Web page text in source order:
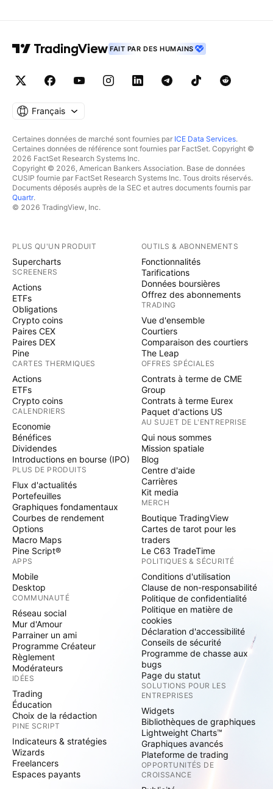
FAIT PAR DES HUMAINS
Français
Certaines données de marché sont fournies par ICE Data Services.
Certaines données de référence sont fournies par FactSet. Copyright ©
2026 FactSet Research Systems Inc.
Copyright © 2026, American Bankers Association. Base de données
CUSIP fournie par FactSet Research Systems Inc. Tous droits réservés.
Documents déposés auprès de la SEC et autres documents fournis par
Quartr.
© 2026 TradingView, Inc.
PLUS QU'UN PRODUIT
Supercharts
SCREENERS
Actions
ETFs
Obligations
Crypto coins
Paires CEX
Paires DEX
Pine
CARTES THERMIQUES
Actions
ETFs
Crypto coins
CALENDRIERS
Economie
Bénéfices
Dividendes
Introductions en bourse (IPO)
PLUS DE PRODUITS
Flux d'actualités
Portefeuilles
Graphiques fondamentaux
Courbes de rendement
Options
Macro Maps
Pine Script®
APPS
Mobile
Desktop
COMMUNAUTÉ
Réseau social
Mur d'Amour
Parrainer un ami
Programme Créateur
Règlement
Modérateurs
IDÉES
Trading
Éducation
Choix de la rédaction
PINE SCRIPT
Indicateurs & stratégies
Wizards
Freelancers
Espaces payants
OUTILS & ABONNEMENTS
Fonctionnalités
Tarifications
Données boursières
Offrez des abonnements
TRADING
Vue d'ensemble
Courtiers
Comparaison des courtiers
The Leap
OFFRES SPÉCIALES
Contrats à terme de CME
Group
Contrats à terme Eurex
Paquet d'actions US
AU SUJET DE L'ENTREPRISE
Qui nous sommes
Mission spatiale
Blog
Centre d'aide
Carrières
Kit media
MERCH
Boutique TradingView
Cartes de tarot pour les
traders
Le C63 TradeTime
POLITIQUES & SÉCURITÉ
Conditions d'utilisation
Clause de non-responsabilité
Politique de confidentialité
Politique en matière de
cookies
Déclaration d'accessibilité
Conseils de sécurité
Programme de chasse aux
bugs
Page du statut
SOLUTIONS POUR LES
ENTREPRISES
Widgets
Bibliothèques de graphiques
Lightweight Charts™
Graphiques avancés
Plateforme de trading
OPPORTUNITÉS DE
CROISSANCE